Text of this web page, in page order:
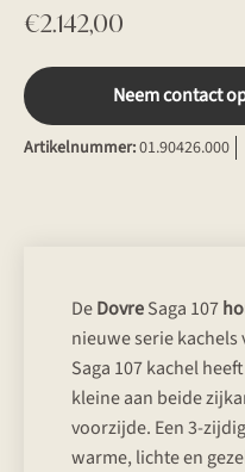
€2.142,00
Neem contact
Artikelnummer:01.90426.000
DeDovreSaga 107
nieuwe serie kachels
Saga 107 kachel
kleine aan beide
voorzijde. Een 3-
warme, lichte en